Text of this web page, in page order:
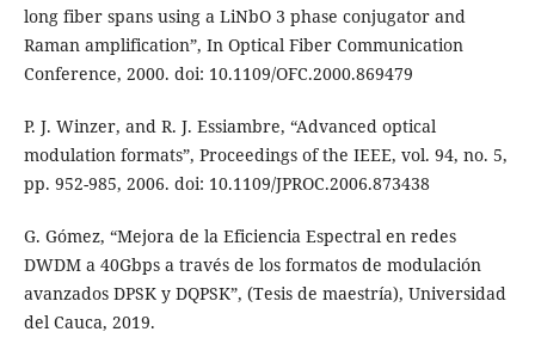
long fiber spans using a LiNbO 3 phase conjugator and
Raman amplification”, In Optical Fiber Communication
Conference, 2000. doi: 10.1109/OFC.2000.869479
P. J. Winzer, and R. J. Essiambre, “Advanced optical
modulation formats”, Proceedings of the IEEE, vol. 94, no. 5,
pp. 952-985, 2006. doi: 10.1109/JPROC.2006.873438
G. Gómez, “Mejora de la Eficiencia Espectral en redes
DWDM a 40Gbps a través de los formatos de modulación
avanzados DPSK y DQPSK”, (Tesis de maestría), Universidad
del Cauca, 2019.